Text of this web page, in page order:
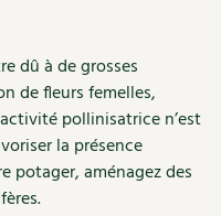
dû à de grosses
de fleurs femelles,
pollinisatrice n’est
la présence
potager, aménagez des